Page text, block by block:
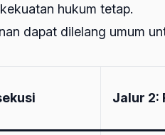
hukum tetap.
dapat dilelang umum
Jalur 2: